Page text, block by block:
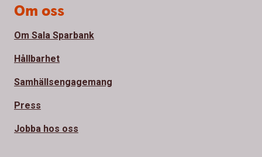
Om oss
Om Sala Sparbank
Hållbarhet
Samhällsengagemang
Press
Jobba hos oss